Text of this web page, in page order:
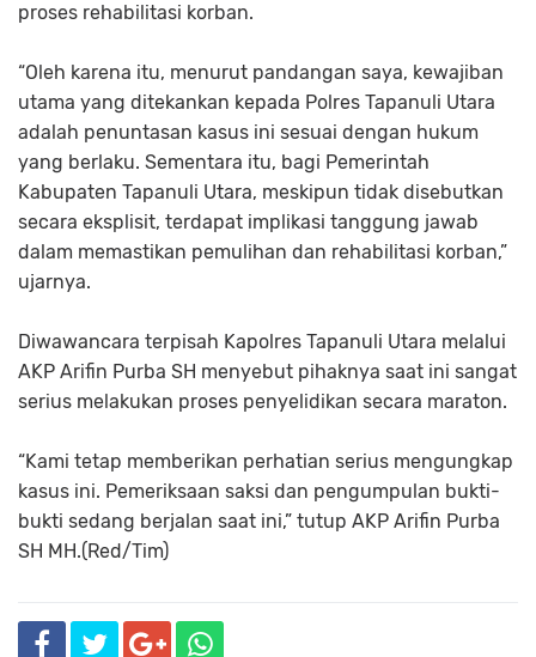
proses rehabilitasi korban.
“Oleh karena itu, menurut pandangan saya, kewajiban
utama yang ditekankan kepada Polres Tapanuli Utara
adalah penuntasan kasus ini sesuai dengan hukum
yang berlaku. Sementara itu, bagi Pemerintah
Kabupaten Tapanuli Utara, meskipun tidak disebutkan
secara eksplisit, terdapat implikasi tanggung jawab
dalam memastikan pemulihan dan rehabilitasi korban,”
ujarnya.
Diwawancara terpisah Kapolres Tapanuli Utara melalui
AKP Arifin Purba SH menyebut pihaknya saat ini sangat
serius melakukan proses penyelidikan secara maraton.
“Kami tetap memberikan perhatian serius mengungkap
kasus ini. Pemeriksaan saksi dan pengumpulan bukti-
bukti sedang berjalan saat ini,” tutup AKP Arifin Purba
SH MH.(Red/Tim)